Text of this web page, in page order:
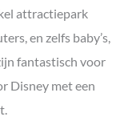
attractiepark
en zelfs baby’s,
fantastisch voor
Disney met een